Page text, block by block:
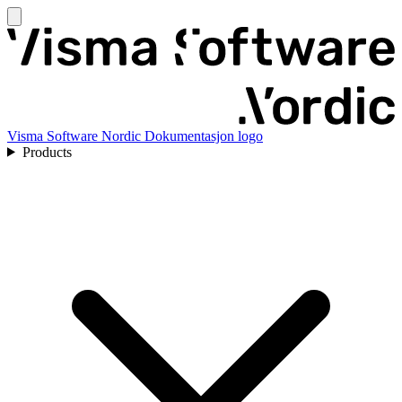
Visma Software Nordic Dokumentasjon logo
Products